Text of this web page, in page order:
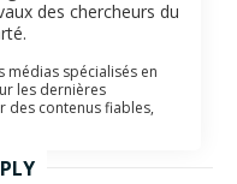
des chercheurs du
spécialisés en
les dernières
contenus fiables,